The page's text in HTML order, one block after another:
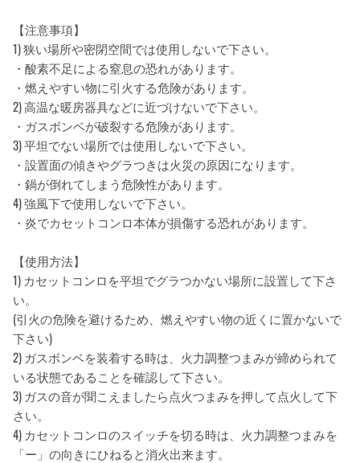
【注意事項】
1) 狭い場所や密閉空間では使用しないで下さい。
・酸素不足による窒息の恐れがあります。
・燃えやすい物に引火する危険があります。
2) 高温な暖房器具などに近づけないで下さい。
・ガスボンベが破裂する危険があります。
3) 平坦でない場所では使用しないで下さい。
・設置面の傾きやグラつきは火災の原因になります。
・鍋が倒れてしまう危険性があります。
4) 強風下で使用しないで下さい。
・炎でカセットコンロ本体が損傷する恐れがあります。
【使用方法】
1) カセットコンロを平坦でグラつかない場所に設置して下さ
い。
(引火の危険を避けるため、燃えやすい物の近くに置かないで
下さい)
2) ガスボンベを装着する時は、火力調整つまみが締められて
いる状態であることを確認して下さい。
3) ガスの音が聞こえましたら点火つまみを押して点火して下
さい。
4) カセットコンロのスイッチを切る時は、火力調整つまみを
「ー」の向きにひねると消火出来ます。